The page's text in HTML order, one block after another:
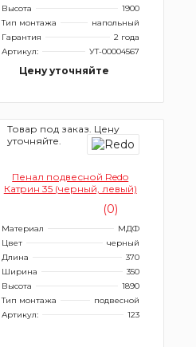
Высота
1900
Тип монтажа
напольный
Гарантия
2 года
Артикул:
УТ-00004567
Цену уточняйте
Товар под заказ. Цену
уточняйте.
Пенал подвесной Redo
Катрин 35 (черный, левый)
(0)
Материал
МДФ
Цвет
черный
Длина
370
Ширина
350
Высота
1890
Тип монтажа
подвесной
Артикул:
123